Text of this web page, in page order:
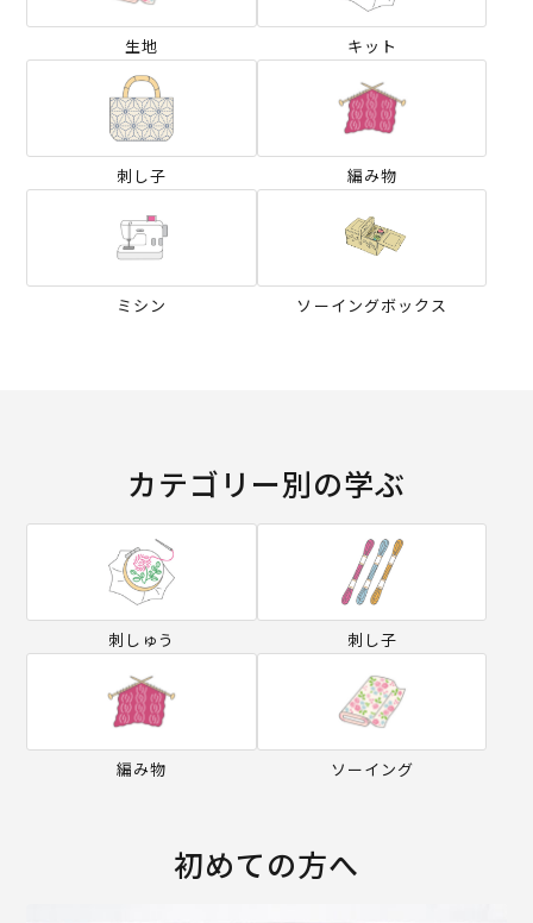
生地 キット
刺し子 編み物
ミシン ソーイングボックス
カテゴリー別の学ぶ
刺しゅう 刺し子
編み物 ソーイング
初めての方へ